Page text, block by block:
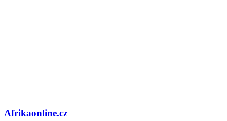
Afrikaonline.cz